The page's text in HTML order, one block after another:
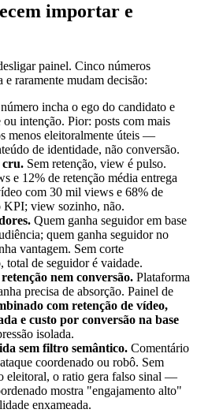
importar e
painel. Cinco números
raramente mudam decisão:
incha o ego do candidato e
intenção. Pior: posts com mais
menos eleitoralmente úteis —
de identidade, não conversão.
cru. Sem retenção, view é pulso.
e 12% de retenção média entrega
com 30 mil views e 68% de
KPI; view sozinho, não.
Quem ganha seguidor em base
quem ganha seguidor no
vantagem. Sem corte
total de seguidor é vaidade.
nem conversão. Plataforma
precisa de absorção. Painel de
com retenção de vídeo,
e custo por conversão na base
isolada.
sem filtro semântico. Comentário
coordenado ou robô. Sem
eleitoral, o ratio gera falso sinal —
mostra "engajamento alto"
enxameada.